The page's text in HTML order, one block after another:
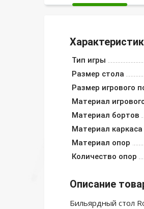
Тип игры
Размер стола
Размер игрового
Материал
Материал бортов
Материал каркаса
Материал опор
Количество опор
Описание
Бильярдный стол